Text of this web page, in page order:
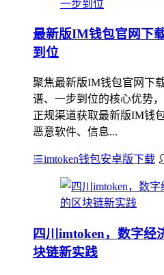
最新版IM钱包官网下
到位
聚焦最新版IM钱包官网下
谱、一步到位的核心优势
正规渠道获取最新版IM钱
恶意软件、信息...
imtoken钱包安卓版下载
四川imtoken，数字经
块链新实践